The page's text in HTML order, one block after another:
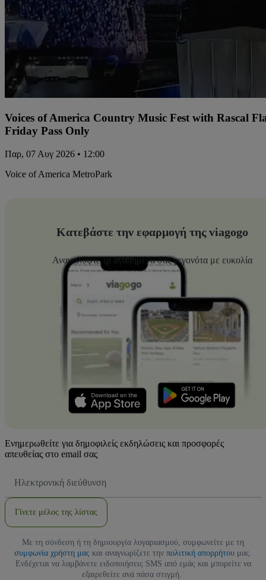
Voices of America Country Music Fest with Rascal
Friday Pass Only
Παρ, 07 Αυγ 2026 • 12:00
Voice of America MetroPark
Κατεβάστε την εφαρμογή της viagogo
Ανακαλύψτε τα αγαπημένα σας γεγονότα με ευκολία
Ενημερωθείτε για δημοφιλείς εκδηλώσεις και προσφορές
απευθείας στο email σας
Email
Γίνετε μέλος της λίστας
Με τη σύνδεση ή τη δημιουργία λογαριασμού, συμφωνείτε με τη
συμφωνία χρήστη μας και αναγνωρίζετε την πολιτική απορρήτου μας.
Ενδέχεται να λαμβάνετε ειδοποιήσεις SMS από εμάς και μπορείτε να
εξαιρεθείτε ανά πάσα στιγμή.